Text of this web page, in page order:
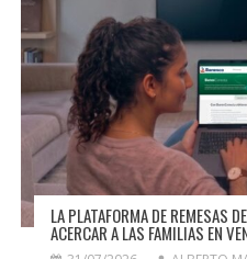
LA PLATAFORMA DE REMESAS
ACERCAR A LAS FAMILIAS EN